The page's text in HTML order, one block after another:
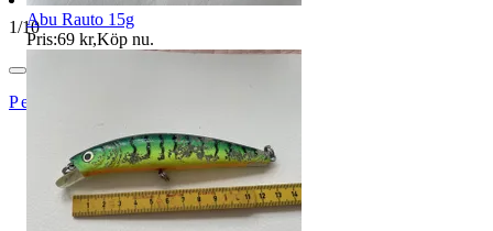
1/10
PetrusAuktioner
Abu Rauto 15g
Pris:69 kr,Köp nu.